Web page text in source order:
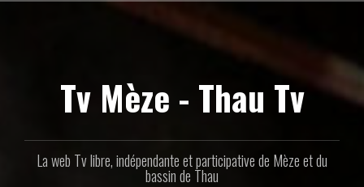
Tv Mèze - Thau Tv
La web Tv libre, indépendante et participative de Mèze et du
bassin de Thau